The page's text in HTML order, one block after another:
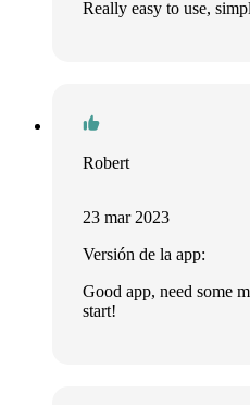
Really easy to use,
Robert
23 mar 2023
Versión de la app:
Good app, need some
start!